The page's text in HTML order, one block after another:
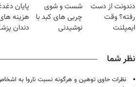
دندونت از دست
رفته؟ وقت
ایمپلنت
شست و شوی
چربی های کبد با
نوشیدنی
پایان
هزینه
دندان
نظر شما
نظرات حاوی توهین و هرگونه نسبت ناروا به